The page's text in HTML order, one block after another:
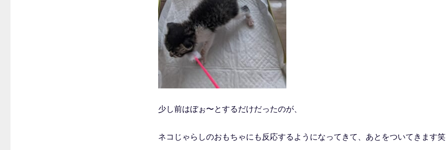
少し前はぼぉ〜とするだけだったのが、
ネコじゃらしのおもちゃにも反応するようになってきて、あとをついてきます笑